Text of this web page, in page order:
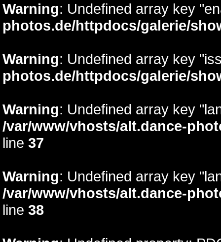
Warning: Undefined array key
photos.de/httpdocs/galerie/
Warning: Undefined array key
photos.de/httpdocs/galerie/
Warning: Undefined array key
/var/www/vhosts/alt.dance-
line 37
Warning: Undefined array key
/var/www/vhosts/alt.dance-
line 38